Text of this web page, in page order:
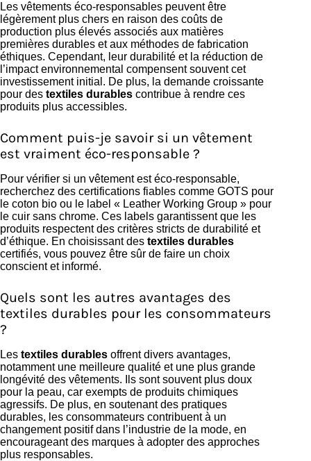
Les vêtements éco-responsables peuvent être
légèrement plus chers en raison des coûts de
production plus élevés associés aux matières
premières durables et aux méthodes de fabrication
éthiques. Cependant, leur durabilité et la réduction de
l’impact environnemental compensent souvent cet
investissement initial. De plus, la demande croissante
pour des textiles durables contribue à rendre ces
produits plus accessibles.
Comment puis-je savoir si un vêtement
est vraiment éco-responsable ?
Pour vérifier si un vêtement est éco-responsable,
recherchez des certifications fiables comme GOTS pour
le coton bio ou le label « Leather Working Group » pour
le cuir sans chrome. Ces labels garantissent que les
produits respectent des critères stricts de durabilité et
d’éthique. En choisissant des textiles durables
certifiés, vous pouvez être sûr de faire un choix
conscient et informé.
Quels sont les autres avantages des
textiles durables pour les consommateurs
?
Les textiles durables offrent divers avantages,
notamment une meilleure qualité et une plus grande
longévité des vêtements. Ils sont souvent plus doux
pour la peau, car exempts de produits chimiques
agressifs. De plus, en soutenant des pratiques
durables, les consommateurs contribuent à un
changement positif dans l’industrie de la mode, en
encourageant des marques à adopter des approches
plus responsables.